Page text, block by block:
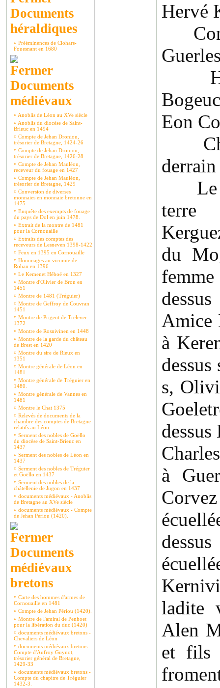
Documents
héraldiques
¤ Prééminences de Clohars-
Fouesnant en 1680
Documents
médiévaux
¤ Anoblis de Léon au XVe siècle
¤ Anoblis du diocèse de Saint-
Brieuc en 1494
¤ Compte de Jehan Droniou,
trésorier de Bretagne, 1424-26
¤ Compte de Jehan Droniou,
trésorier de Bretagne, 1426-28
¤ Compte de Jehan Mauléon,
receveur du fouage en 1427
¤ Compte de Jehan Mauléon,
trésorier de Bretagne, 1429
¤ Conversion de diverses
monnaies en monnaie bretonne en
1475
¤ Enquête des exempts de fouage
du pays de Dol en juin 1478.
¤ Extrait de la montre de 1481
pour la Cornouaille
¤ Extraits des comptes des
receveurs de Lesneven 1398-1422
¤ Feux en 1395 en Cornouaille
¤ Hommages au vicomte de
Rohan en 1396
¤ Le Kemenet Héboé en 1327
¤ Montre d'Olivier de Bron en
1451
¤ Montre de 1481 (Tréguier)
¤ Montre de Geffroy de Couvran
1451
¤ Montre de Prigent de Trelever
1372
¤ Montre de Rosnivinen en 1448
¤ Montre de la garde du château
de Brest en 1420
¤ Montre du sire de Rieux en
1351
¤ Montre générale de Léon en
1481
¤ Montre générale de Tréguier en
1480.
¤ Montre générale de Vannes en
1481
¤ Montre le Chat 1375
¤ Relevés de documents de la
chambre des comptes de Bretagne
relatifs au Léon
¤ Serment des nobles de Goëllo
du diocèse de Saint-Brieuc en
1437
¤ Serment des nobles de Léon en
1437
¤ Serment des nobles de Tréguier
et Goëllo en 1437
¤ Serment des nobles de la
châtellenie de Jugon en 1437
¤ documents médiévaux - Anoblis
de Bretagne au XVe siècle
¤ documents médiévaux - Compte
de Jehan Périou (1420).
Documents
médiévaux
bretons
¤ Carte des hommes d'armes de
Cornouaille en 1481
¤ Compte de Jehan Périou (1420).
¤ Montre de l'amiral de Penhoet
pour la libération du duc (1420)
¤ documents médiévaux bretons -
Chevaliers de Léon
¤ documents médiévaux bretons -
Compte d'Aufroy Guynot,
trésorier général de Bretagne,
1429-33
¤ documents médiévaux bretons -
Compte du chapitre de Tréguier
1432-3.
Hervé
Eon
Le
terre
du
Amice
à
s,
à
ladite
Alen
et fils